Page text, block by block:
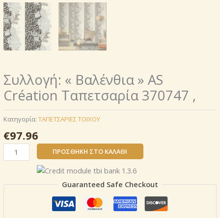
Συλλογή: « Βαλένθια » AS
Création Ταπετσαρία 370747 ,
Κατηγορία: ΤΑΠΕΤΣΑΡΙΕΣ ΤΟΙΧΟΥ
€97.96
Συλλογή:
«
»
ΠΡΟΣΘΉΚΗ ΣΤΟ ΚΑΛΆΘΙ
Guaranteed Safe Checkout